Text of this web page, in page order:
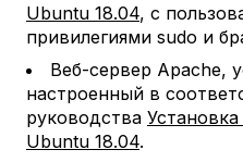
Ubuntu 18.04, с
привилегиями sudo и
Веб-сервер Apache,
настроенный в
руководства
Ubuntu 18.04.